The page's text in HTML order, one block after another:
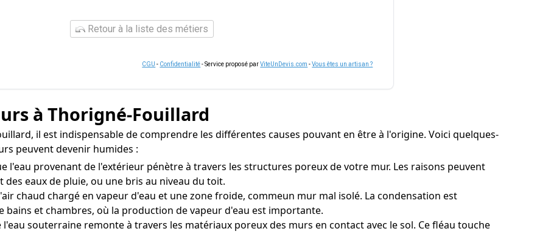
Retour à la liste des métiers
CGU - Confidentialité- Service proposé parViteUnDevis.com -Vous êtes un artisan ?
à Thorigné-Fouillard
il est indispensable de comprendre les différentes causes pouvant en être à l'origine. Voici quelques-
peuvent devenir humides :
l'eau provenant de l'extérieur pénètre à travers les structures poreux de votre mur. Les raisons peuvent
eaux de pluie, ou une bris au niveau du toit.
chaud chargé en vapeur d'eau et une zone froide, commeun mur mal isolé. La condensation est
bains et chambres, où la production de vapeur d'eau est importante.
souterraine remonte à travers les matériaux poreux des murs en contact avec le sol. Ce fléau touche